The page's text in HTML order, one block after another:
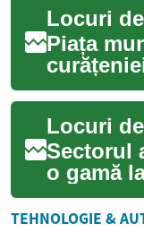
...
Piața
largă de
rezide...
Sectorul
o gamă
includ
reparații
TEHNOLOGIE &